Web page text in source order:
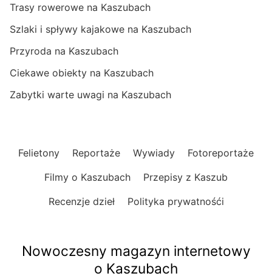
Trasy rowerowe na Kaszubach
Szlaki i spływy kajakowe na Kaszubach
Przyroda na Kaszubach
Ciekawe obiekty na Kaszubach
Zabytki warte uwagi na Kaszubach
Felietony Reportaże Wywiady
Fotoreportaże
Filmy o Kaszubach
Przepisy z Kaszub
Recenzje dzieł
Polityka prywatnośći
Nowoczesny magazyn internetowy
o Kaszubach